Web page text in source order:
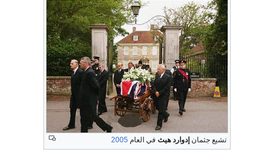
تشيع جثمان إدوارد هيث في العام 2005